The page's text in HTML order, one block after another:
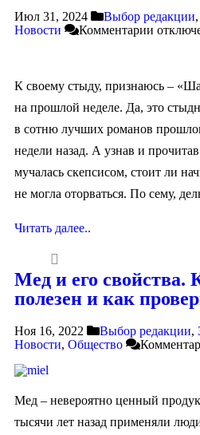
Июл 31, 2024 Выбор редакции,
Новости
Комментарии
К своему стыду, признаюсь –
на прошлой неделе. Да, это
в сотню лучших романов
недели назад. А узнав и
мучалась скепсисом, стоит ли
не могла оторваться. По сему,
Читать далее..
Мед и его свойства.
полезен и как
Ноя 16, 2022 Выбор редакции,
Новости, Общество
Мед – невероятно ценный
тысячи лет назад применяли